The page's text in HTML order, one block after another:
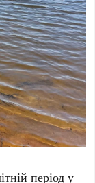
період у